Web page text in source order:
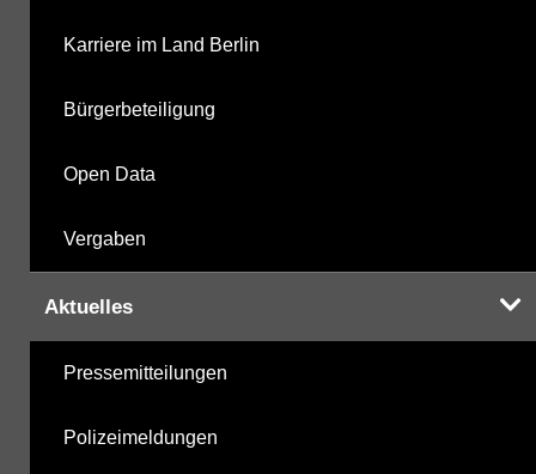
Karriere im Land Berlin
Bürgerbeteiligung
Open Data
Vergaben
Aktuelles
Pressemitteilungen
Polizeimeldungen